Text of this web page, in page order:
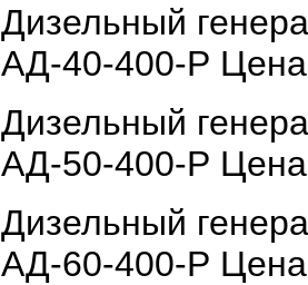
Дизельный
АД-40-400-Р
Дизельный
АД-50-400-Р
Дизельный
АД-60-400-Р